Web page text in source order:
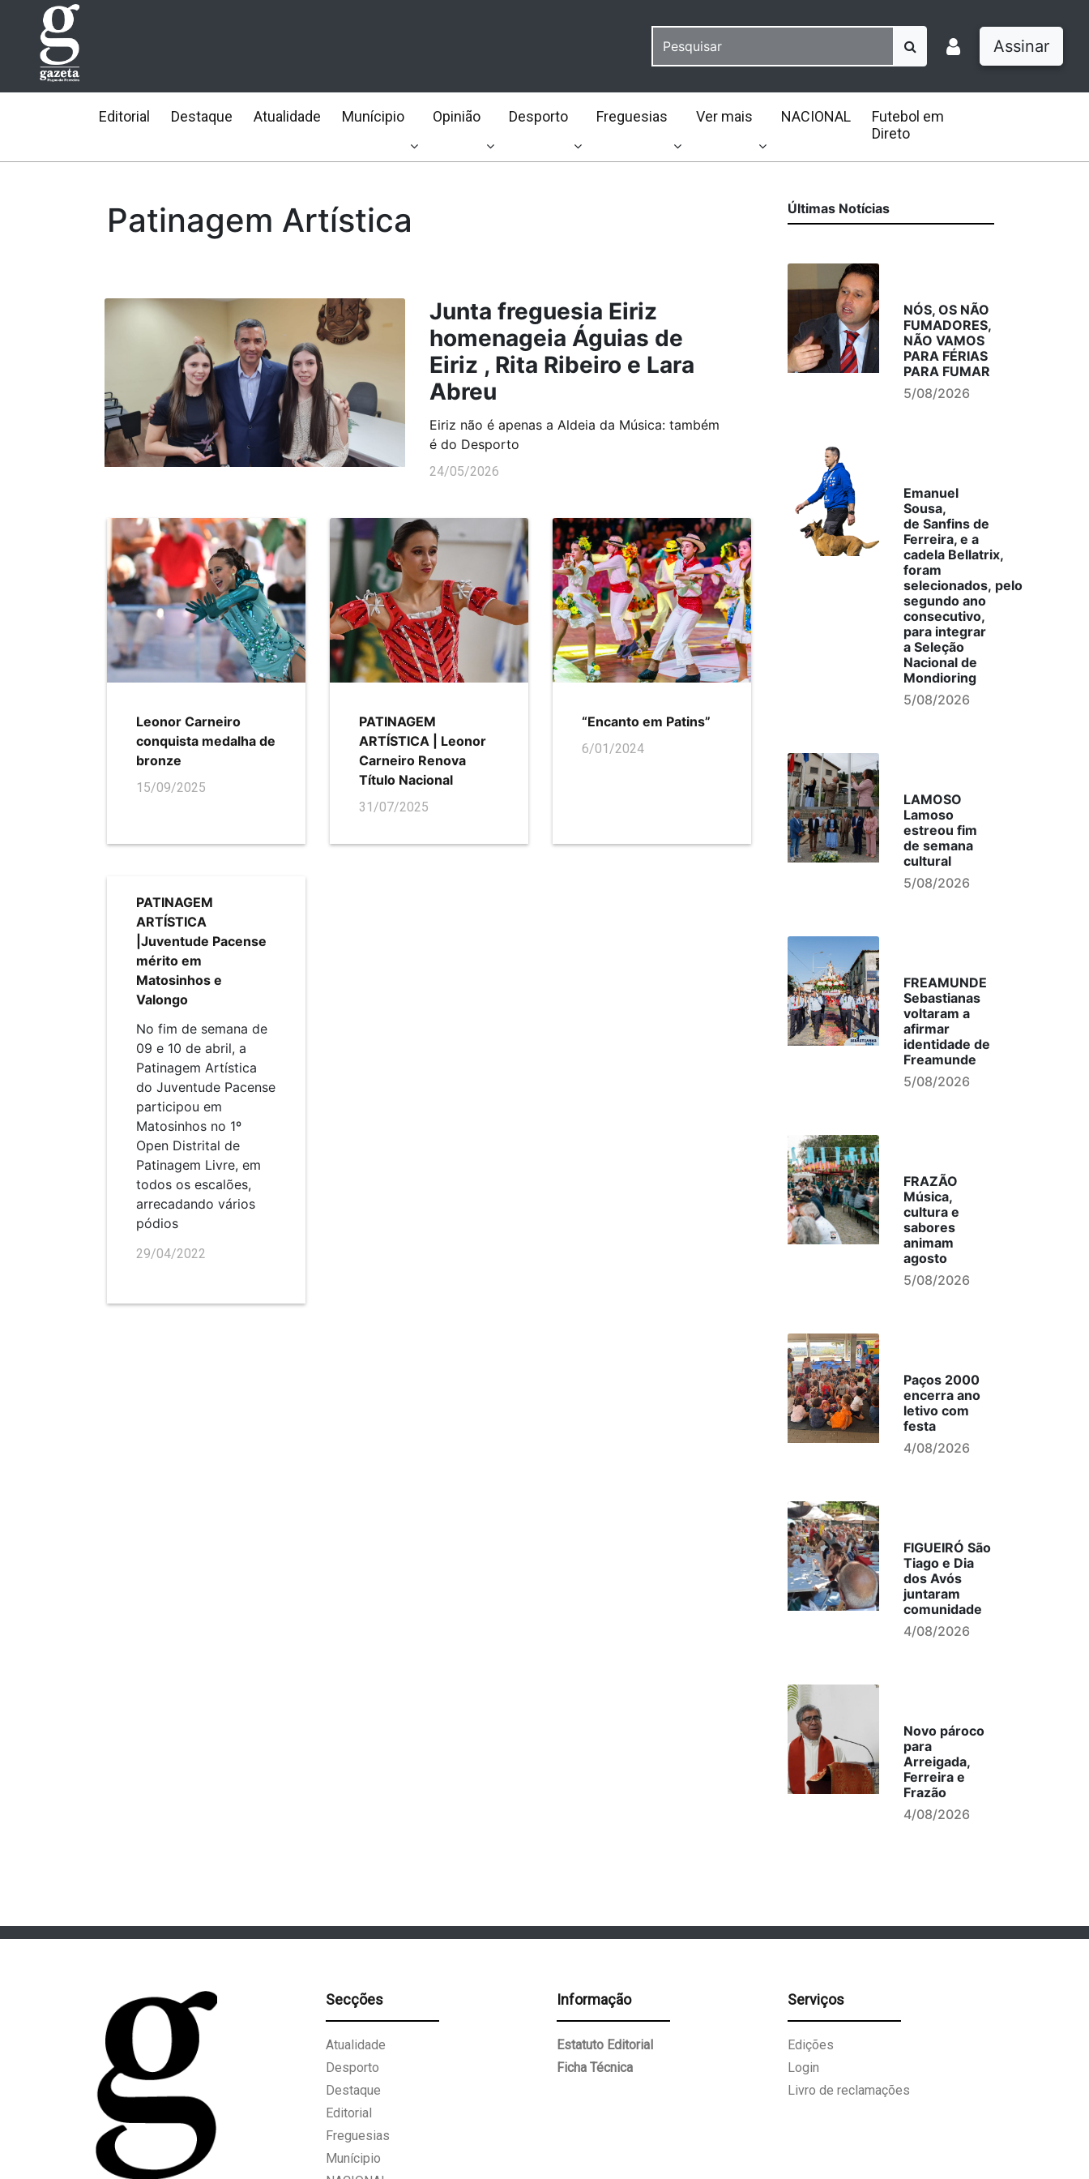
Assinar
Editorial Destaque Atualidade Munícipio Opinião Desporto Freguesias Ver mais NACIONAL
Futebol em
Direto
Patinagem Artística
Junta freguesia Eiriz
homenageia Águias de
Eiriz , Rita Ribeiro e Lara
Abreu
Eiriz não é apenas a Aldeia da Música: também
é do Desporto
24/05/2026
Leonor Carneiro
conquista medalha de
bronze
15/09/2025
PATINAGEM
ARTÍSTICA | Leonor
Carneiro Renova
Título Nacional
31/07/2025
“Encanto em Patins”
6/01/2024
PATINAGEM
ARTÍSTICA
|Juventude Pacense
mérito em
Matosinhos e
Valongo
No fim de semana de
09 e 10 de abril, a
Patinagem Artística
do Juventude Pacense
participou em
Matosinhos no 1º
Open Distrital de
Patinagem Livre, em
todos os escalões,
arrecadando vários
pódios
29/04/2022
Últimas Notícias
NÓS, OS NÃO
FUMADORES,
NÃO VAMOS
PARA FÉRIAS
PARA FUMAR
5/08/2026
Emanuel
Sousa,
de Sanfins de
Ferreira, e a
cadela Bellatrix,
foram
selecionados, pelo
segundo ano
consecutivo,
para integrar
a Seleção
Nacional de
Mondioring
5/08/2026
LAMOSO
Lamoso
estreou fim
de semana
cultural
5/08/2026
FREAMUNDE
Sebastianas
voltaram a
afirmar
identidade de
Freamunde
5/08/2026
FRAZÃO
Música,
cultura e
sabores
animam
agosto
5/08/2026
Paços 2000
encerra ano
letivo com
festa
4/08/2026
FIGUEIRÓ São
Tiago e Dia
dos Avós
juntaram
comunidade
4/08/2026
Novo pároco
para
Arreigada,
Ferreira e
Frazão
4/08/2026
Secções
Atualidade
Desporto
Destaque
Editorial
Freguesias
Munícipio
Informação
Estatuto Editorial
Ficha Técnica
Serviços
Edições
Login
Livro de reclamações